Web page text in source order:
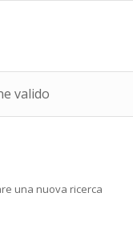
valido
una nuova ricerca